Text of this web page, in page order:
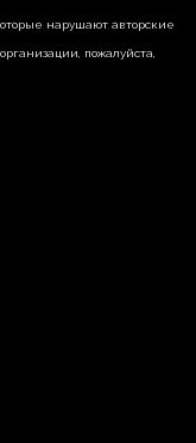
нарушают авторские
пожалуйста,